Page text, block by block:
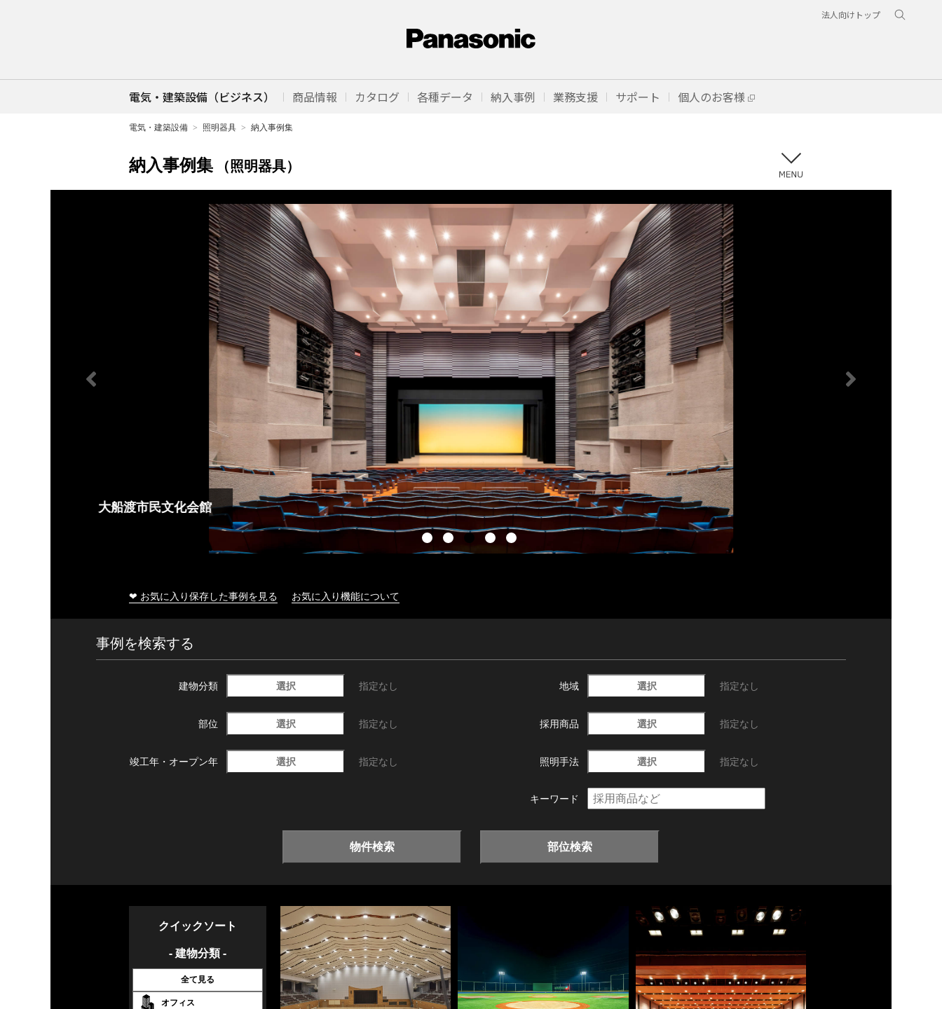
法人向けトップ
電気・建築設備（ビジネス） 商品情報 カタログ 各種データ 納入事例 業務支援 サポート 個人のお客様
電気・建築設備 照明器具 納入事例集
納入事例集 （照明器具）
大船渡市民文化会館
❤ お気に入り保存した事例を見る お気に入り機能について
事例を検索する
建物分類 選択 指定なし 地域 選択 指定なし
部位 選択 指定なし 採用商品 選択 指定なし
竣工年・ オープン年 選択 指定なし 照明手法 選択 指定なし
キーワード
物件検索 部位検索
クイックソート
- 建物分類 -
全て見る
オフィス